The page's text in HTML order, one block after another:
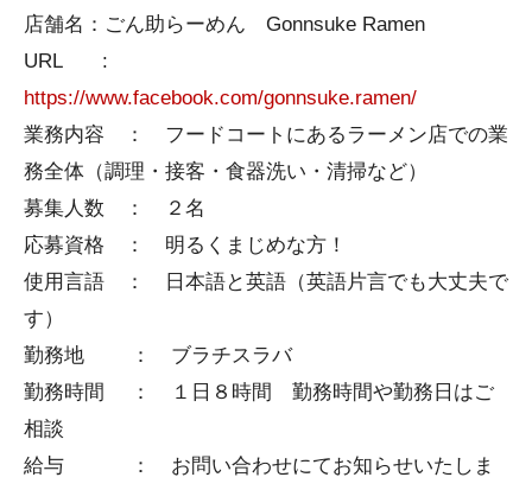
店舗名：ごん助らーめん Gonnsuke Ramen
URL :
https://www.facebook.com/gonnsuke.ramen/
業務内容 ： フードコートにあるラーメン店での業
務全体（調理・接客・食器洗い・清掃など）
募集人数 ： ２名
応募資格 ： 明るくまじめな方！
使用言語 ： 日本語と英語（英語片言でも大丈夫で
す）
勤務地 ： ブラチスラバ
勤務時間 ： １日８時間 勤務時間や勤務日はご
相談
給与 ： お問い合わせにてお知らせいたしま